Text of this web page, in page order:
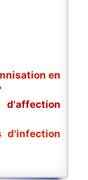
en
d'infection